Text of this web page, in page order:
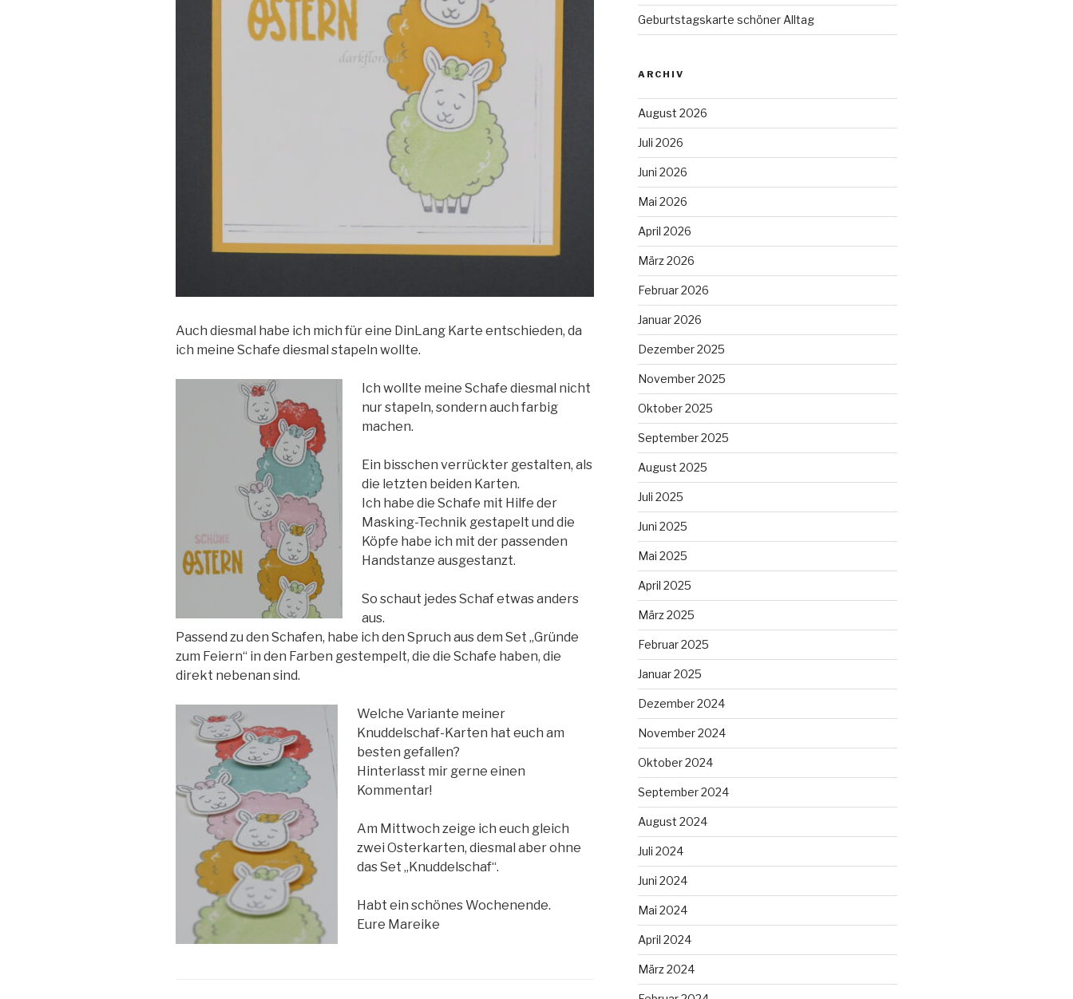
Auch diesmal habe ich mich für eine DinLang Karte entschieden, da
ich meine Schafe diesmal stapeln wollte.
Ich wollte meine Schafe diesmal nicht
nur stapeln, sondern auch farbig
machen.
Ein bisschen verrückter gestalten, als
die letzten beiden Karten.
Ich habe die Schafe mit Hilfe der
Masking-Technik gestapelt und die
Köpfe habe ich mit der passenden
Handstanze ausgestanzt.
So schaut jedes Schaf etwas anders
aus.
Passend zu den Schafen, habe ich den Spruch aus dem Set „Gründe
zum Feiern“ in den Farben gestempelt, die die Schafe haben, die
direkt nebenan sind.
Welche Variante meiner
Knuddelschaf-Karten hat euch am
besten gefallen?
Hinterlasst mir gerne einen
Kommentar!
Am Mittwoch zeige ich euch gleich
zwei Osterkarten, diesmal aber ohne
das Set „Knuddelschaf“.
Habt ein schönes Wochenende.
Eure Mareike
Geburtstagskarte schöner Alltag
ARCHIV
August 2026
Juli 2026
Juni 2026
Mai 2026
April 2026
März 2026
Februar 2026
Januar 2026
Dezember 2025
November 2025
Oktober 2025
September 2025
August 2025
Juli 2025
Juni 2025
Mai 2025
April 2025
März 2025
Februar 2025
Januar 2025
Dezember 2024
November 2024
Oktober 2024
September 2024
August 2024
Juli 2024
Juni 2024
Mai 2024
April 2024
März 2024